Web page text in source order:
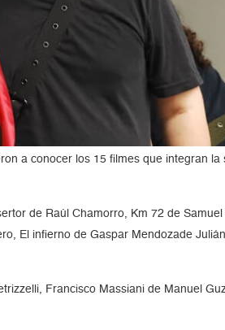
a conocer los 15 filmes que integran
de Raúl Chamorro, Km 72 de
El infierno de Gaspar Mendozade
Francisco Massiani de Manuel